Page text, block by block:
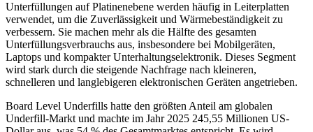
Unterfüllungen auf Platinenebene werden häufig in Leiterplatten
verwendet, um die Zuverlässigkeit und Wärmebeständigkeit zu
verbessern. Sie machen mehr als die Hälfte des gesamten
Unterfüllungsverbrauchs aus, insbesondere bei Mobilgeräten,
Laptops und kompakter Unterhaltungselektronik. Dieses Segment
wird stark durch die steigende Nachfrage nach kleineren,
schnelleren und langlebigeren elektronischen Geräten angetrieben.
Board Level Underfills hatte den größten Anteil am globalen
Underfill-Markt und machte im Jahr 2025 245,55 Millionen US-